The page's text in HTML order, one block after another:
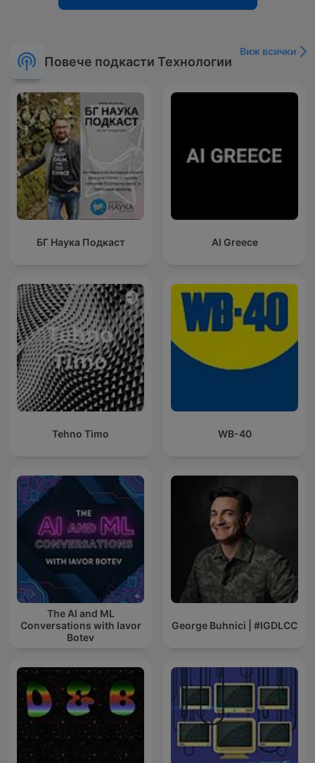
Повече подкасти Технологии
Виж всички
БГ Наука Подкаст AI Greece
Tehno Timo WB-40
The AI and ML
Conversations with Iavor
Botev
George Buhnici | #IGDLCC